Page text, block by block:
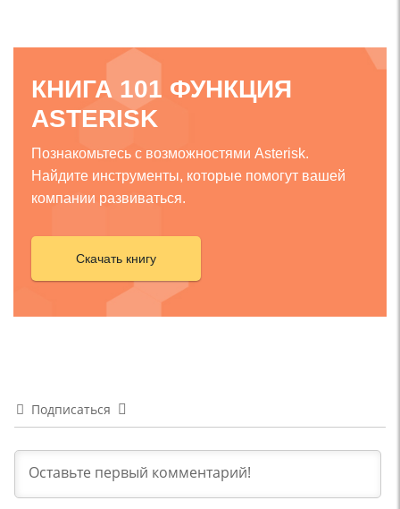
КНИГА 101 ФУНКЦИЯ
ASTERISK
Познакомьтесь с возможностями Asterisk.
Найдите инструменты, которые помогут вашей
компании развиваться.
Скачать книгу
Подписаться